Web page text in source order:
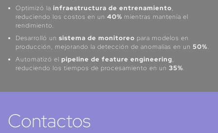
Optimizó la infraestructura de entrenamiento,
reduciendo los costos en un 40% mientras mantenía el
rendimiento.
Desarrolló un sistema de monitoreo para modelos en
producción, mejorando la detección de anomalías en un 50%.
Automatizó el pipeline de feature engineering,
reduciendo los tiempos de procesamiento en un 35%.
Contactos